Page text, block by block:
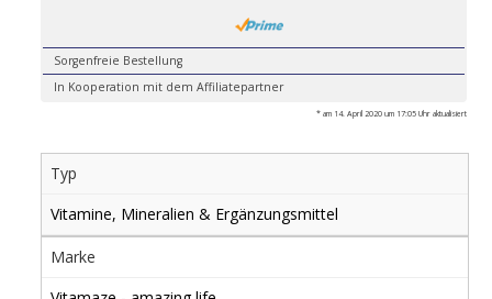
Sorgenfreie Bestellung
In Kooperation mit dem Affiliatepartner
* am 14. April 2020 um 17:05 Uhr aktualisiert
Typ
Vitamine, Mineralien & Ergänzungsmittel
Marke